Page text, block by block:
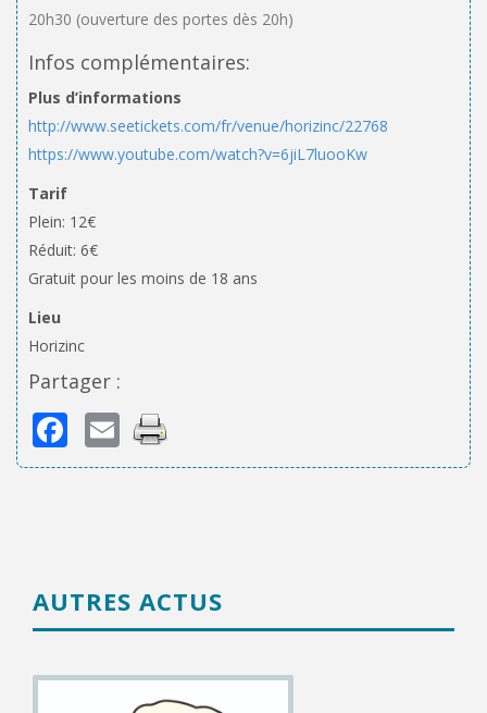
20h30 (ouverture des portes dès 20h)
Infos complémentaires:
Plus d’informations
http://www.seetickets.com/fr/venue/horizinc/22768
https://www.youtube.com/watch?v=6jiL7luooKw
Tarif
Plein: 12€
Réduit: 6€
Gratuit pour les moins de 18 ans
Lieu
Horizinc
Partager :
Facebook
Email
AUTRES ACTUS